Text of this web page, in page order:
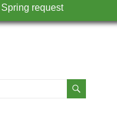
Spring request